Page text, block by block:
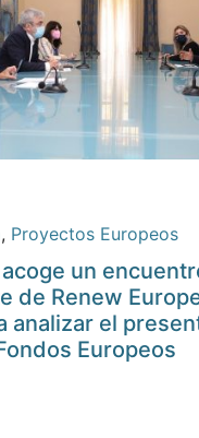
, Proyectos Europeos
un
de Renew
analizar el
Europeos